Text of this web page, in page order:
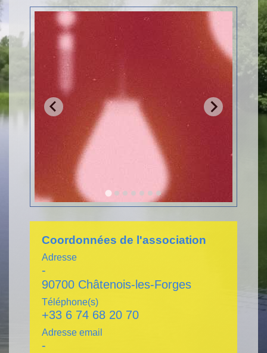
Coordonnées de l'association
Adresse
-
90700 Châtenois-les-Forges
Téléphone(s)
+33 6 74 68 20 70
Adresse email
-